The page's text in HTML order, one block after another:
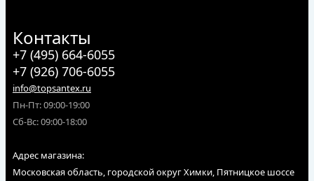
Контакты
+7 (495) 664-6055
+7 (926) 706-6055
info@topsantex.ru
Пн-Пт: 09:00-19:00
Сб-Вс: 09:00-18:00
Адрес магазина:
Московская область, городской округ Химки, Пятницкое шоссе